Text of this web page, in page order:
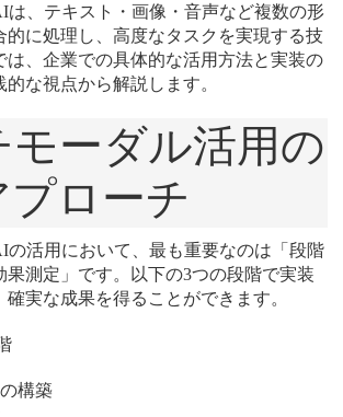
は、テキスト・画像・音声など複数の形
的に処理し、高度なタスクを実現する技
は、企業での具体的な活用方法と実装の
な視点から解説します。
モーダル活用の
ローチ
の活用において、最も重要なのは「段階
果測定」です。以下の3つの段階で実装
実な成果を得ることができます。
構築